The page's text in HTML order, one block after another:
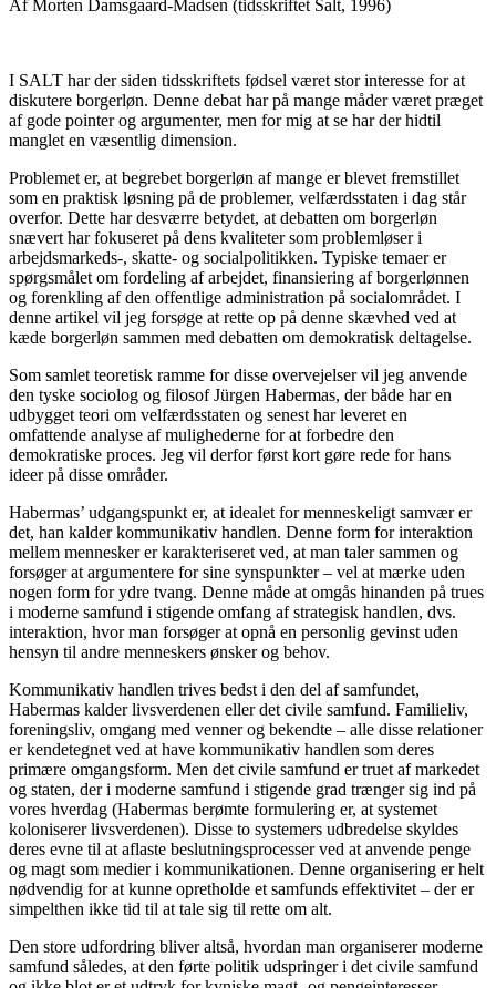
Af Morten Damsgaard-Madsen (tidsskriftet Salt, 1996)
I SALT har der siden tidsskriftets fødsel været stor interesse for at
diskutere borgerløn. Denne debat har på mange måder været præget
af gode pointer og argumenter, men for mig at se har der hidtil
manglet en væsentlig dimension.
Problemet er, at begrebet borgerløn af mange er blevet fremstillet
som en praktisk løsning på de problemer, velfærdsstaten i dag står
overfor. Dette har desværre betydet, at debatten om borgerløn
snævert har fokuseret på dens kvaliteter som problemløser i
arbejdsmarkeds-, skatte- og socialpolitikken. Typiske temaer er
spørgsmålet om fordeling af arbejdet, finansiering af borgerlønnen
og forenkling af den offentlige administration på socialområdet. I
denne artikel vil jeg forsøge at rette op på denne skævhed ved at
kæde borgerløn sammen med debatten om demokratisk deltagelse.
Som samlet teoretisk ramme for disse overvejelser vil jeg anvende
den tyske sociolog og filosof Jürgen Habermas, der både har en
udbygget teori om velfærdsstaten og senest har leveret en
omfattende analyse af mulighederne for at forbedre den
demokratiske proces. Jeg vil derfor først kort gøre rede for hans
ideer på disse områder.
Habermas’ udgangspunkt er, at idealet for menneskeligt samvær er
det, han kalder kommunikativ handlen. Denne form for interaktion
mellem mennesker er karakteriseret ved, at man taler sammen og
forsøger at argumentere for sine synspunkter – vel at mærke uden
nogen form for ydre tvang. Denne måde at omgås hinanden på trues
i moderne samfund i stigende omfang af strategisk handlen, dvs.
interaktion, hvor man forsøger at opnå en personlig gevinst uden
hensyn til andre menneskers ønsker og behov.
Kommunikativ handlen trives bedst i den del af samfundet,
Habermas kalder livsverdenen eller det civile samfund. Familieliv,
foreningsliv, omgang med venner og bekendte – alle disse relationer
er kendetegnet ved at have kommunikativ handlen som deres
primære omgangsform. Men det civile samfund er truet af markedet
og staten, der i moderne samfund i stigende grad trænger sig ind på
vores hverdag (Habermas berømte formulering er, at systemet
koloniserer livsverdenen). Disse to systemers udbredelse skyldes
deres evne til at aflaste beslutningsprocesser ved at anvende penge
og magt som medier i kommunikationen. Denne organisering er helt
nødvendig for at kunne opretholde et samfunds effektivitet – der er
simpelthen ikke tid til at tale sig til rette om alt.
Den store udfordring bliver altså, hvordan man organiserer moderne
samfund således, at den førte politik udspringer i det civile samfund